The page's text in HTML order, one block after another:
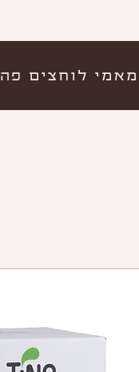
לוחצים פה